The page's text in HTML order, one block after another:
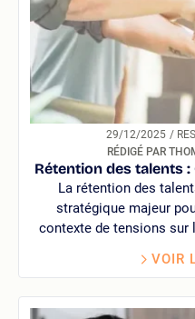
29/12/2025
/
RÉDIGÉ PAR
Rétention des talents
La rétention des
stratégique majeur
contexte de tensions sur
VOIR